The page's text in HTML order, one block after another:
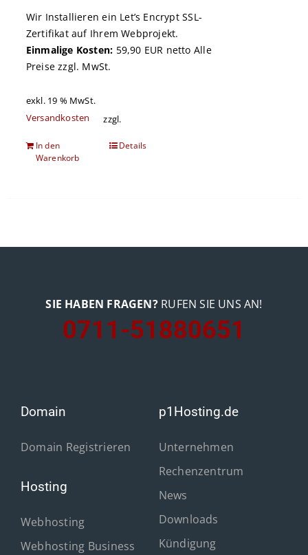
Wir Installieren ein Let’s EncryptSSL-
Zertifikat auf Ihrem Webprojekt.
Einmalige Kosten: 59,90 EUR netto Alle
Preise zzgl. MwSt.
exkl. 19 % MwSt.
zzgl.
Versandkosten
In den
Warenkorb
Details
SIE HABEN FRAGEN?RUFEN SIE UNS AN!
0711-51880651
Domain
Domain Registrieren
Hosting
Webhosting
Webhosting Business
p1Hosting.de
Unternehmen
Rechenzentrum
News
Downloads
Kündigung